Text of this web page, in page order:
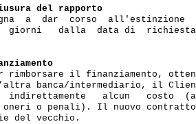
del rapporto
a  dar  corso  all'estinzione
giorni   dalla  data di
il finanziamento,
banca/intermediario, il
indirettamente   alcun   costo
oneri o penali). Il nuovo
del vecchio.